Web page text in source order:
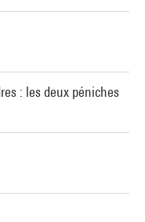
: les deux péniches